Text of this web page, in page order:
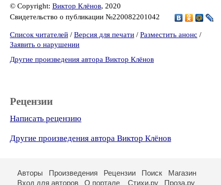
© Copyright: Виктор Клёнов, 2020
Свидетельство о публикации №220082201042
Список читателей / Версия для печати / Разместить анонс /
Заявить о нарушении
Другие произведения автора Виктор Клёнов
Рецензии
Написать рецензию
Другие произведения автора Виктор Клёнов
Авторы Произведения Рецензии Поиск
Магазин
Вход для авторов
О портале Стихи.ру Проза.ру